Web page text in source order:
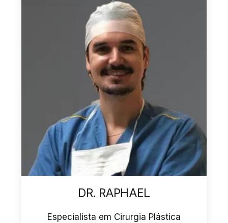
DR. RAPHAEL
Especialista em Cirurgia Plástica